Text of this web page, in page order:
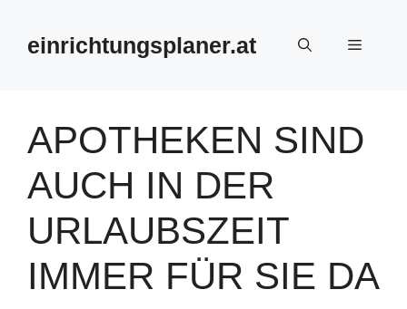
springeneinrichtungsplaner.at Menü
APOTHEKEN SIND
AUCH IN DER
URLAUBSZEIT
IMMER FÜR SIE DA